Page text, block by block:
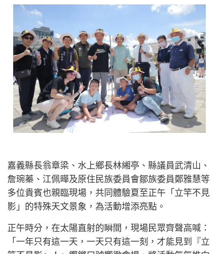
嘉義縣長翁章梁、水上鄉長林緗亭、縣議員武清山、
詹琬蓁、江佩曄及原住民族委員會鄒族委員鄭雅慧等
多位貴賓也親臨現場，共同體驗夏至正午「立竿不見
影」的特殊天文景象，為活動增添亮點。
正午時分，在太陽直射的瞬間，現場民眾齊聲高喊：
「一年只有這一天，一天只有這一刻，才能見到『立